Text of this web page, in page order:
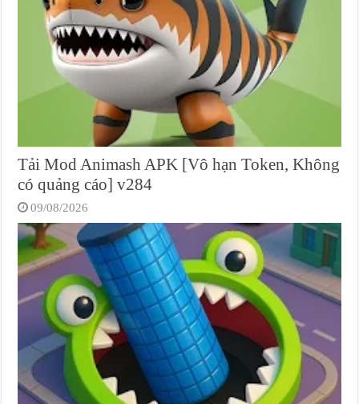
Tải Mod Animash APK [Vô hạn Token, Không
có quảng cáo] v284
09/08/2026